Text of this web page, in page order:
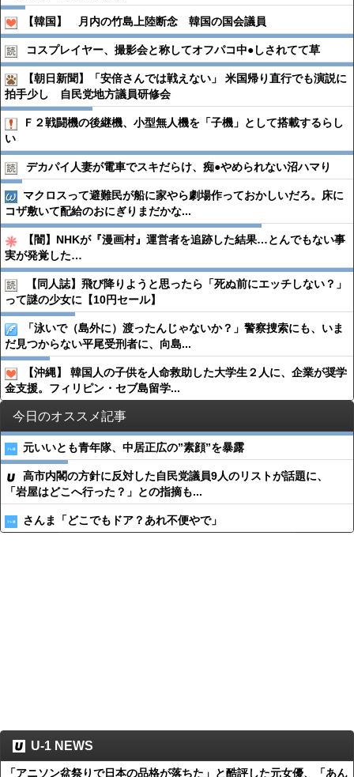
【韓国】 月内の竹島上陸断念 韓国の国会議員
コスプレイヤー、撮影会と称してオフパコ中●︎しされてて草
【朝日新聞】「安倍さんでは戦えない」 米国帰り直行でも演説に
拍手少し 自民党地方議員研修会
Ｆ２戦闘機の後継機、小型無人機を「子機」として搭載するらし
い
デカパイ人妻が電車でスキだらけ、痴●︎やめられない沼ハマり
マクロスって避難民が船に家やら劇場作っておかしいだろ。床に
コザ敷いて配給のおにぎりまだかな...
【闇】NHKが『漫画村』運営者を追跡した結果…とんでもない事
実が発覚した…
【同人誌】飛び降りようと思ったら「死ぬ前にエッチしない？」
って謎の少女に【10円セール】
「泳いで（島外に）渡ったんじゃないか？」警察捜索にも、いま
だ見つからない平尾受刑者に、向島...
【沖縄】 韓国人の子供を人命救助した大学生２人に、企業が奨学
金支援。フィリピン・セブ島留学...
今日のオススメ記事
元いいとも青年隊、中居正広の”素顔”を暴露
高市内閣の方針に反対した自民党議員9人のリストが話題に、
「岩屋はどこへ行った？」との指摘も...
さんま「どこでもドア？あれ不便やで」
U-1 NEWS
「アニソン盆祭りで日本の品格が落ちた」と酷評した元女優、「あん